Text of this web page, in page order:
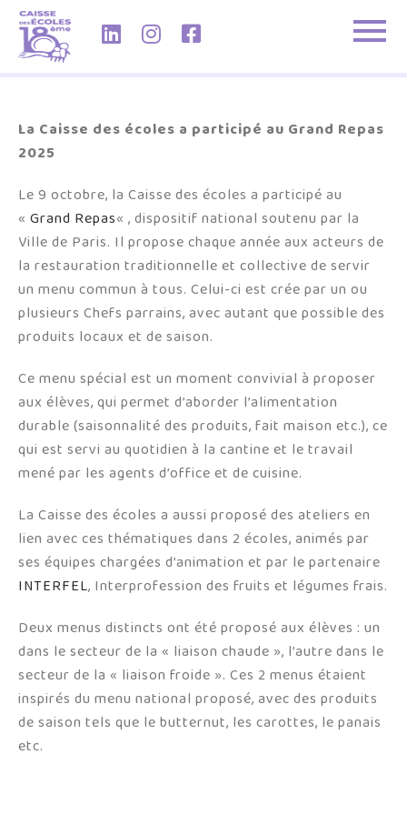
La Caisse des écoles a participé au Grand Repas
2025
Le 9 octobre, la Caisse des écoles a participé au
« Grand Repas« , dispositif national soutenu par la
Ville de Paris. Il propose chaque année aux acteurs de
la restauration traditionnelle et collective de servir
un menu commun à tous. Celui-ci est crée par un ou
plusieurs Chefs parrains, avec autant que possible des
produits locaux et de saison.
Ce menu spécial est un moment convivial à proposer
aux élèves, qui permet d’aborder l’alimentation
durable (saisonnalité des produits, fait maison etc.), ce
qui est servi au quotidien à la cantine et le travail
mené par les agents d’office et de cuisine.
La Caisse des écoles a aussi proposé des ateliers en
lien avec ces thématiques dans 2 écoles, animés par
ses équipes chargées d’animation et par le partenaire
INTERFEL, Interprofession des fruits et légumes frais.
Deux menus distincts ont été proposé aux élèves : un
dans le secteur de la « liaison chaude », l’autre dans le
secteur de la « liaison froide ». Ces 2 menus étaient
inspirés du menu national proposé, avec des produits
de saison tels que le butternut, les carottes, le panais
etc.